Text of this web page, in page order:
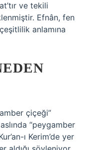
ve tekili
Efnân, fen
anlamına
çiçeği”
“peygamber
ı Kerim’de yer